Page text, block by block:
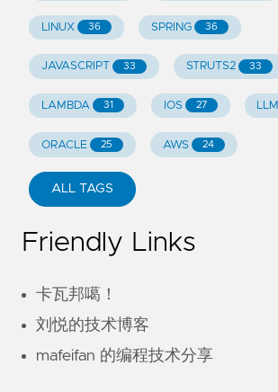
LINUX 36 SPRING 36
JAVASCRIPT 33 STRUTS2 33
LAMBDA 31 IOS 27 LLM
ORACLE 25 AWS 24
ALL TAGS
Friendly Links
卡瓦邦噶！
刘悦的技术博客
mafeifan 的编程技术分享